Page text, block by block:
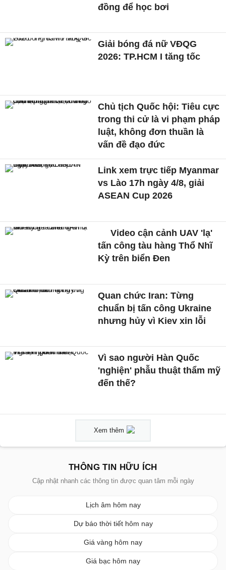
đồng để học bơi
Giải bóng đá nữ VĐQG
2026: TP.HCM I tăng tốc
Chủ tịch Quốc hội: Tiêu cực
trong thi cử là vi phạm pháp
luật, không đơn thuần là
vấn đề đạo đức
Link xem trực tiếp Myanmar
vs Lào 17h ngày 4/8, giải
ASEAN Cup 2026
Video cận cảnh UAV 'lạ'
tấn công tàu hàng Thổ Nhĩ
Kỳ trên biển Đen
Quan chức Iran: Từng
chuẩn bị tấn công Ukraine
nhưng hủy vì Kiev xin lỗi
Vì sao người Hàn Quốc
'nghiện' phẫu thuật thẩm mỹ
đến thế?
Xem thêm
THÔNG TIN HỮU ÍCH
Cập nhật nhanh các thông tin được quan tâm mỗi ngày
Lịch âm hôm nay
Dự báo thời tiết hôm nay
Giá vàng hôm nay
Giá bạc hôm nay